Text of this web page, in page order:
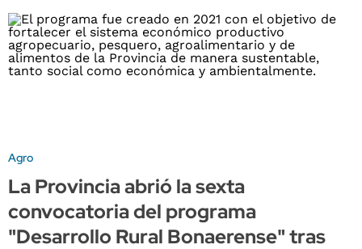
Agro
La Provincia abrió la sexta
convocatoria del programa
"Desarrollo Rural Bonaerense" tras